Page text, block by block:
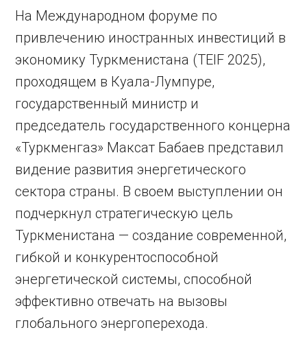
На Международном форуме по
привлечению иностранных инвестиций в
экономику Туркменистана (TEIF 2025),
проходящем в Куала-Лумпуре,
государственный министр и
председатель государственного концерна
«Туркменгаз» Максат Бабаев представил
видение развития энергетического
сектора страны. В своем выступлении он
подчеркнул стратегическую цель
Туркменистана — создание современной,
гибкой и конкурентоспособной
энергетической системы, способной
эффективно отвечать на вызовы
глобального энергоперехода.